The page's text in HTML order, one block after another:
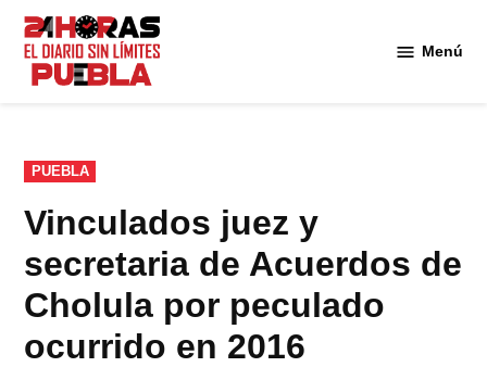
Saltar
contenido
Menú
PUBLICADO
EN
PUEBLA
Vinculados juez y
secretaria de Acuerdos de
Cholula por peculado
ocurrido en 2016